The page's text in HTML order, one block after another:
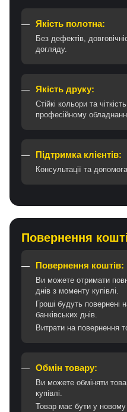
Якість полотна:
Без дефектів,
догляду.
Якість друку:
Стійкі кольори та
професійному
Підтримка клієнтів:
Консультації та
Повернення
Повернення коштів:
Ви можете отримати
днів з моменту купівлі.
Гроші будуть повернені
банківських днів.
Витрати на повернення
Обмін товару:
Ви можете обміняти
купівлі.
Товар має бути у новому